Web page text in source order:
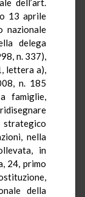
dell’art.
13 aprile
nazionale
delega
n. 337),
lettera a),
n. 185
famiglie,
nella
in
24, primo
della